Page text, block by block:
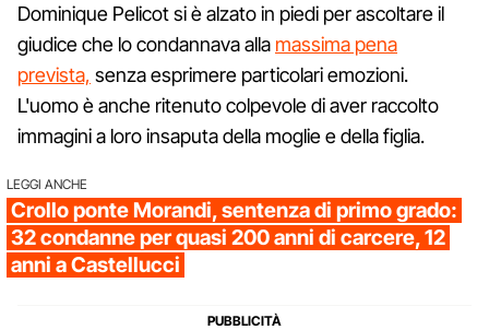
Dominique Pelicot si è alzato in piedi per ascoltare il
giudice che lo condannava alla massima pena
prevista, senza esprimere particolari emozioni.
L'uomo è anche ritenuto colpevole di aver raccolto
immagini a loro insaputa della moglie e della figlia.
LEGGI ANCHE
Crollo ponte Morandi, sentenza di primo grado:
32 condanne per quasi 200 anni di carcere, 12
anni a Castellucci